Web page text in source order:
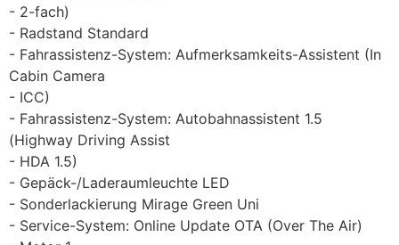
2-fach)
Radstand Standard
Fahrassistenz-System: Aufmerksamkeits-Assistent (In
Cabin Camera
ICC)
Fahrassistenz-System: Autobahnassistent 1.5
(Highway Driving Assist
HDA 1.5)
Gepäck-/Laderaumleuchte LED
Sonderlackierung Mirage Green Uni
Service-System: Online Update OTA (Over The Air)